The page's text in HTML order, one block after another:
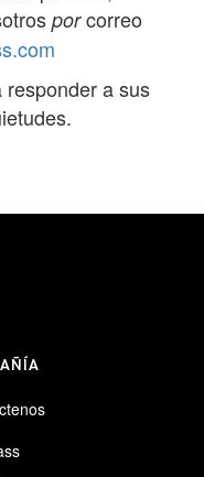
porcorreo
a sus